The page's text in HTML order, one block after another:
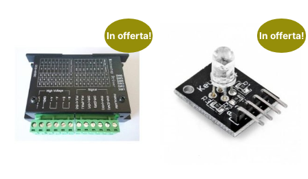
In offerta! In offerta!